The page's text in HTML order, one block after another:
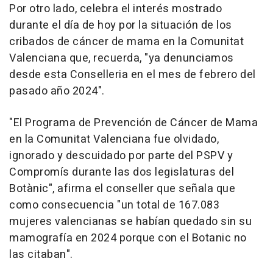
Por otro lado, celebra el interés mostrado
durante el día de hoy por la situación de los
cribados de cáncer de mama en la Comunitat
Valenciana que, recuerda, "ya denunciamos
desde esta Conselleria en el mes de febrero del
pasado año 2024".
"El Programa de Prevención de Cáncer de Mama
en la Comunitat Valenciana fue olvidado,
ignorado y descuidado por parte del PSPV y
Compromís durante las dos legislaturas del
Botànic", afirma el conseller que señala que
como consecuencia "un total de 167.083
mujeres valencianas se habían quedado sin su
mamografía en 2024 porque con el Botanic no
las citaban".